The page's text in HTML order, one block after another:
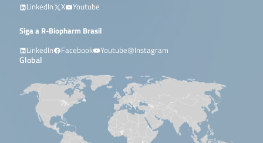
LinkedIn
X Youtube
Siga a R-Biopharm Brasil
LinkedIn
Facebook Youtube Instagram
Global